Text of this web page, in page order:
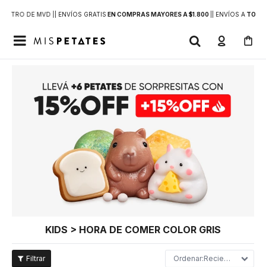
DE MVD | | ENVÍOS GRATIS EN COMPRAS MAYORES A $1.800 | ENVÍOS ATODO

KIDS > HORA DE COMER COLOR GRIS
Recientes